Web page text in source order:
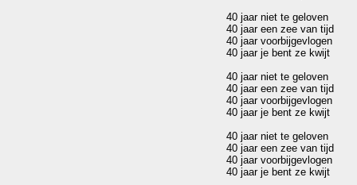
40 jaar niet te geloven
40 jaar een zee van tijd
40 jaar voorbijgevlogen
40 jaar je bent ze kwijt
40 jaar niet te geloven
40 jaar een zee van tijd
40 jaar voorbijgevlogen
40 jaar je bent ze kwijt
40 jaar niet te geloven
40 jaar een zee van tijd
40 jaar voorbijgevlogen